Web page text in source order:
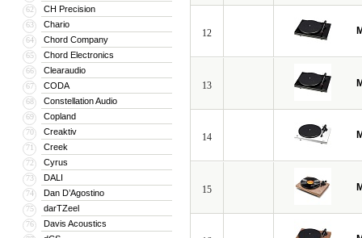
62 CH Precision
63 Chario
64 Chord Company
65 Chord Electronics
66 Clearaudio
67 CODA
68 Constellation Audio
69 Copland
70 Creaktiv
71 Creek
72 Cyrus
73 DALI
74 Dan D’Agostino
75 darTZeel
76 Davis Acoustics
12
13
14
15